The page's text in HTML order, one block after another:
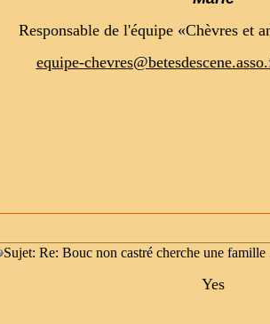
Responsable de l'équipe «Chèvres et
equipe-
Sujet: Re: Bouc non castré cherche une
Yes